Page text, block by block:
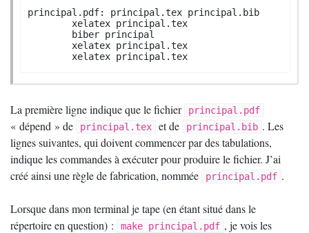
principal.pdf: principal.tex principal.bib
	xelatex principal.tex
La première ligne indique que le fichier principal.pdf
« dépend » de principal.tex et de principal.bib . Les
lignes suivantes, qui doivent commencer par des tabulations,
indique les commandes à exécuter pour produire le fichier. J’ai
créé ainsi une règle de fabrication, nommée
principal.pdf .
Lorsque dans mon terminal je tape (en étant situé dans le
répertoire en question) :
make principal.pdf , je vois les